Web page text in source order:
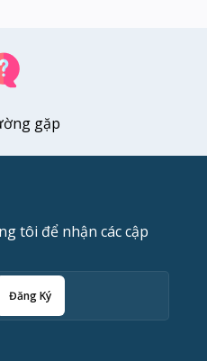
gặp
tôi để nhận các cập
Đăng Ký